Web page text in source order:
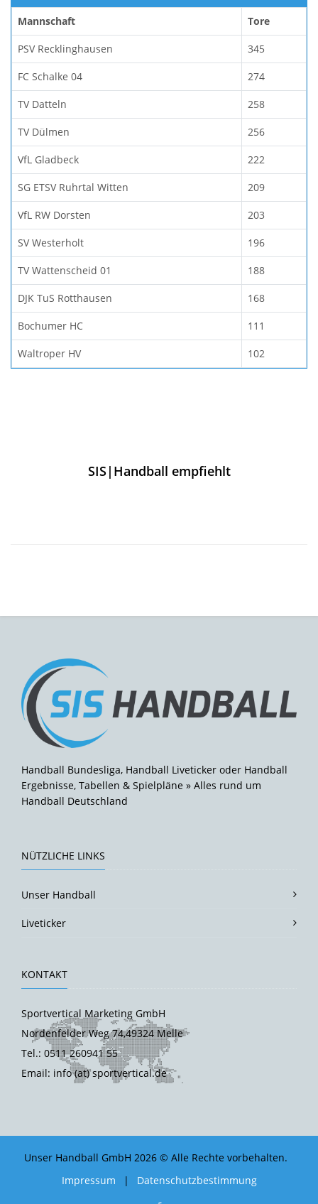
Mannschaft Tore
PSV Recklinghausen 345
FC Schalke 04 274
TV Datteln 258
TV Dülmen 256
VfL Gladbeck 222
SG ETSV Ruhrtal Witten 209
VfL RW Dorsten 203
SV Westerholt 196
TV Wattenscheid 01 188
DJK TuS Rotthausen 168
Bochumer HC 111
Waltroper HV 102
SIS|Handball empfiehlt
Handball Bundesliga, Handball Liveticker oder Handball
Ergebnisse, Tabellen & Spielpläne » Alles rund um
Handball Deutschland
NÜTZLICHE LINKS
Unser Handball
Liveticker
KONTAKT
Sportvertical Marketing GmbH
Nordenfelder Weg 74,49324 Melle
Tel.: 0511 260941 55
Email: info (at) sportvertical.de
Unser Handball GmbH 2026 © Alle Rechte vorbehalten.
Impressum
| Datenschutzbestimmung